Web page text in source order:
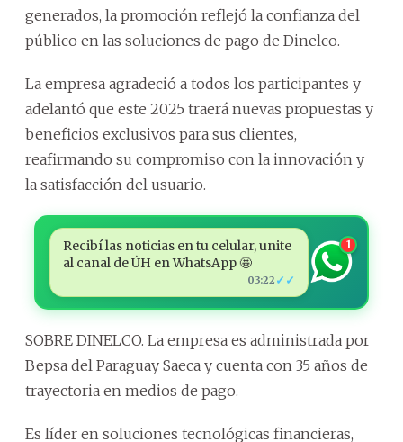
generados, la promoción reflejó la confianza del
público en las soluciones de pago de Dinelco.
La empresa agradeció a todos los participantes y
adelantó que este 2025 traerá nuevas propuestas y
beneficios exclusivos para sus clientes,
reafirmando su compromiso con la innovación y
la satisfacción del usuario.
Recibí las noticias en tu celular, unite
al canal de ÚH en WhatsApp 🤩
03:22 ✓✓
1
SOBRE DINELCO. La empresa es administrada por
Bepsa del Paraguay Saeca y cuenta con 35 años de
trayectoria en medios de pago.
Es líder en soluciones tecnológicas financieras,